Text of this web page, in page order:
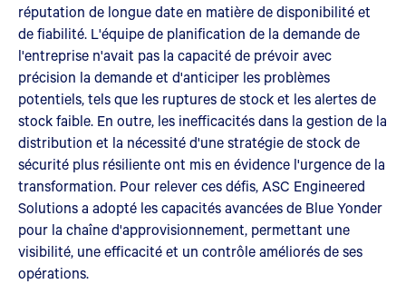
réputation de longue date en matière de disponibilité et
de fiabilité. L'équipe de planification de la demande de
l'entreprise n'avait pas la capacité de prévoir avec
précision la demande et d'anticiper les problèmes
potentiels, tels que les ruptures de stock et les alertes de
stock faible. En outre, les inefficacités dans la gestion de la
distribution et la nécessité d'une stratégie de stock de
sécurité plus résiliente ont mis en évidence l'urgence de la
transformation. Pour relever ces défis, ASC Engineered
Solutions a adopté les capacités avancées de Blue Yonder
pour la chaîne d'approvisionnement, permettant une
visibilité, une efficacité et un contrôle améliorés de ses
opérations.